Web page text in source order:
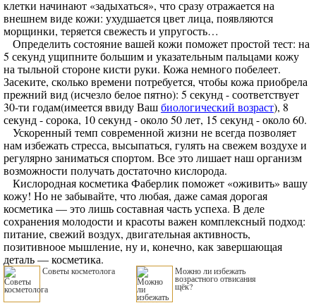
клетки начинают «задыхаться», что сразу отражается на
внешнем виде кожи: ухудшается цвет лица, появляются
морщинки, теряется свежесть и упругость…
Определить состояние вашей кожи поможет простой тест: на
5 секунд ущипните большим и указательным пальцами кожу
на тыльной стороне кисти руки. Кожа немного побелеет.
Засеките, сколько времени потребуется, чтобы кожа приобрела
прежний вид (исчезло белое пятно): 5 секунд - соответствует
30-ти годам(имеется ввиду Вашбиологический возраст), 8
секунд - сорока, 10 секунд - около 50 лет, 15 секунд - около 60.
Ускоренный темп современной жизни не всегда позволяет
нам избежать стресса, высыпаться, гулять на свежем воздухе и
регулярно заниматься спортом. Все это лишает наш организм
возможности получать достаточно кислорода.
Кислородная косметика Фаберлик поможет «оживить» вашу
кожу! Но не забывайте, что любая, даже самая дорогая
косметика — это лишь составная часть успеха. В деле
сохранения молодости и красоты важен комплексный подход:
питание, свежий воздух, двигательная активность,
позитивноое мышление, ну и, конечно, как завершающая
деталь — косметика.
Советы косметолога Можно ли избежать
возрастного отвисания
щёк?